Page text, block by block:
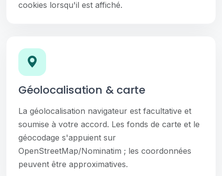
cookies lorsqu'il est affiché.
Géolocalisation & carte
La géolocalisation navigateur est facultative et
soumise à votre accord. Les fonds de carte et le
géocodage s'appuient sur
OpenStreetMap/Nominatim ; les coordonnées
peuvent être approximatives.